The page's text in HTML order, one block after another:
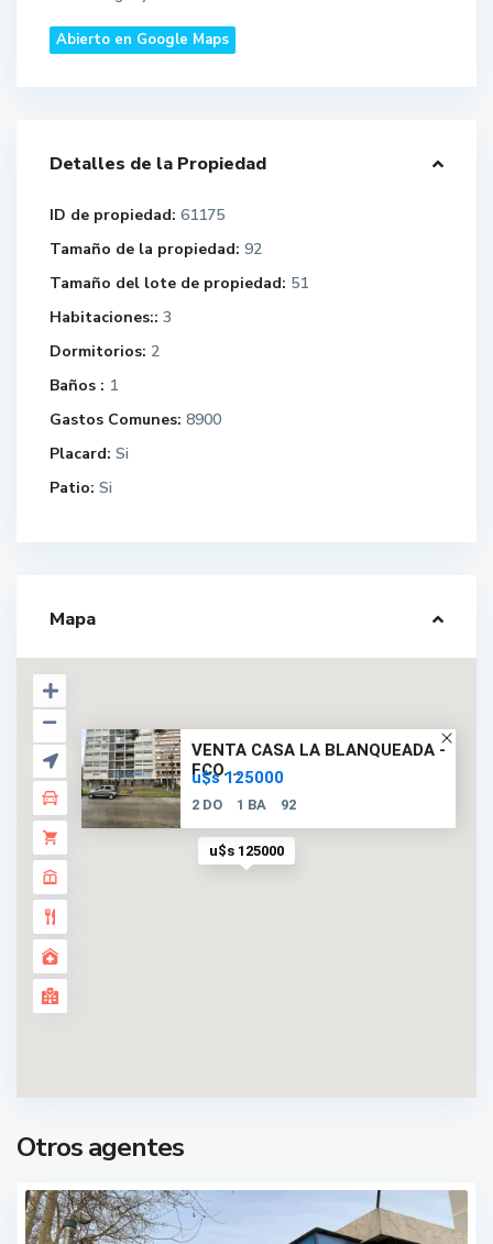
Abierto en Google Maps
Detalles de la Propiedad
ID de propiedad: 61175
Tamaño de la propiedad: 92
Tamaño del lote de propiedad: 51
Habitaciones:: 3
Dormitorios: 2
Baños : 1
Gastos Comunes: 8900
Placard: Si
Patio: Si
Mapa
u$s 125000
VENTA CASA LA BLANQUEADA -
FCO....
u$s 125000
2 DO 1 BA 92
Otros agentes